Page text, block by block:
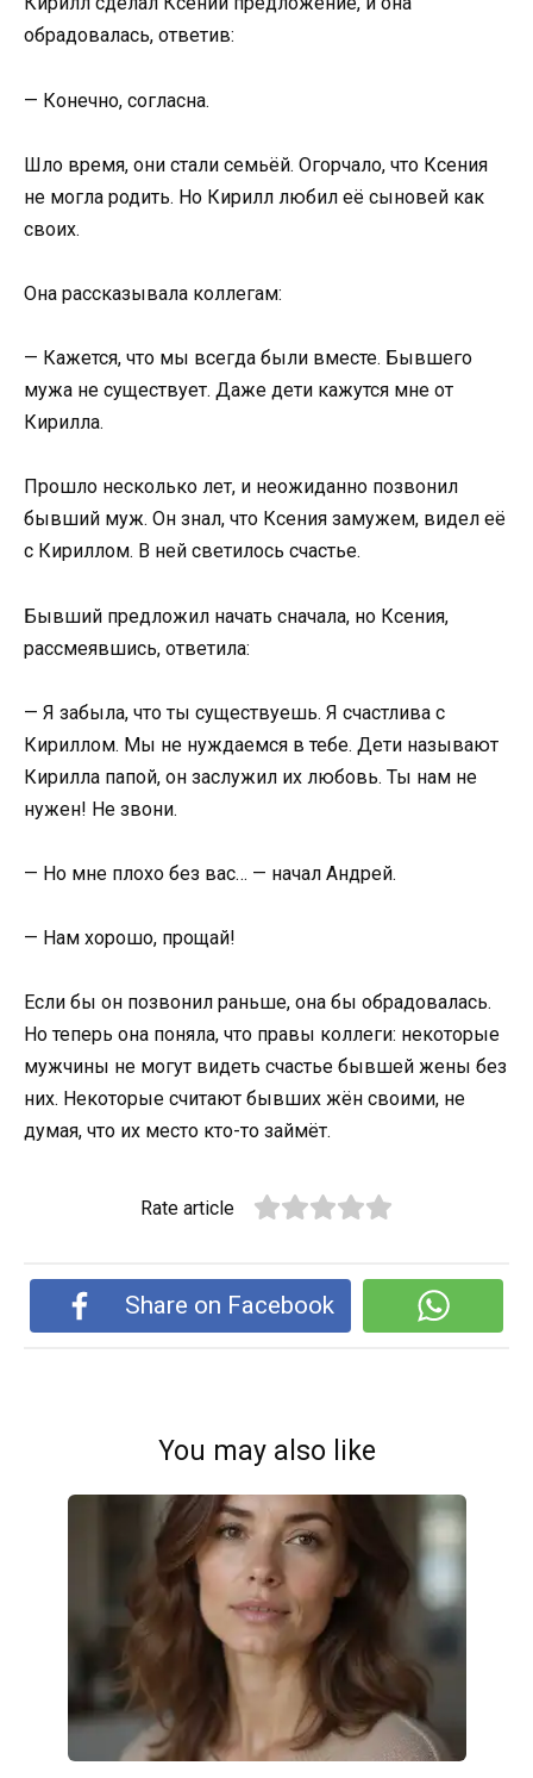
обрадовалась, ответив:
— Конечно, согласна.
Шло время, они стали семьёй. Огорчало, что Ксения
не могла родить. Но Кирилл любил её сыновей как
своих.
Она рассказывала коллегам:
— Кажется, что мы всегда были вместе. Бывшего
мужа не существует. Даже дети кажутся мне от
Кирилла.
Прошло несколько лет, и неожиданно позвонил
бывший муж. Он знал, что Ксения замужем, видел её
с Кириллом. В ней светилось счастье.
Бывший предложил начать сначала, но Ксения,
рассмеявшись, ответила:
— Я забыла, что ты существуешь. Я счастлива с
Кириллом. Мы не нуждаемся в тебе. Дети называют
Кирилла папой, он заслужил их любовь. Ты нам не
нужен! Не звони.
— Но мне плохо без вас… — начал Андрей.
— Нам хорошо, прощай!
Если бы он позвонил раньше, она бы обрадовалась.
Но теперь она поняла, что правы коллеги: некоторые
мужчины не могут видеть счастье бывшей жены без
них. Некоторые считают бывших жён своими, не
думая, что их место кто-то займёт.
Rate article
Share on Facebook
You may also like